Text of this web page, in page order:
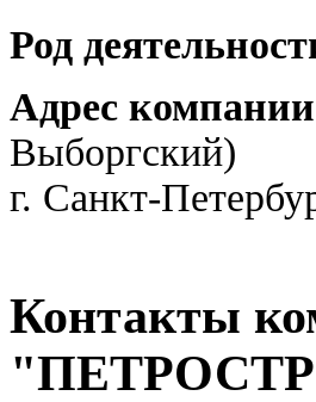
Род
Адрес
Выборгский)
г. Санкт-
Контакты